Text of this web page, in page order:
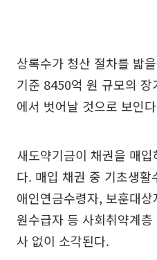
상록수가 청산 절차를 밟
기준 8450억 원 규모의
에서 벗어날 것으로 보인
새도약기금이 채권을 매
다. 매입 채권 중 기초생
애인연금수령자, 보훈대상
원수급자 등 사회취약계
사 없이 소각된다.